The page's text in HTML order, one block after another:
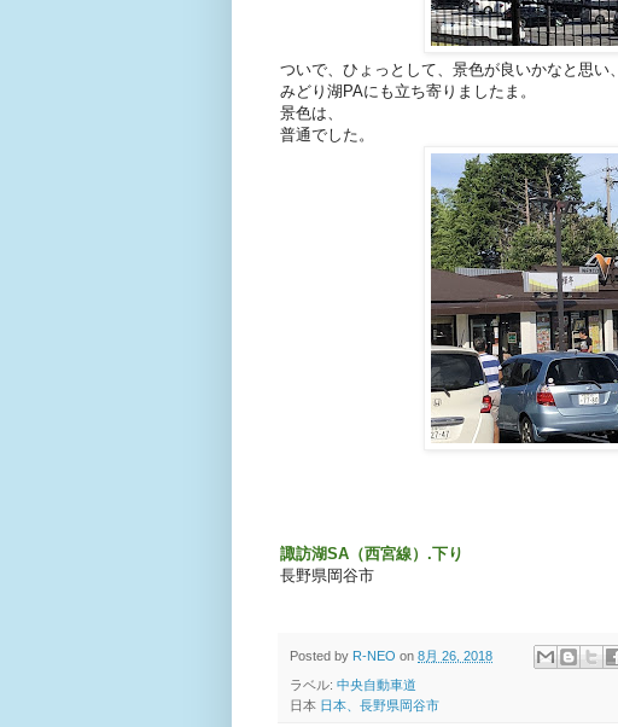
ついで、ひょっとして、景色が良いかなと思い、
みどり湖PAにも立ち寄りましたま。
景色は、
普通でした。
諏訪湖SA（西宮線）.下り
長野県岡谷市
Posted by R-NEO on 8月 26, 2018
ラベル: 中央自動車道
日本 日本、長野県岡谷市